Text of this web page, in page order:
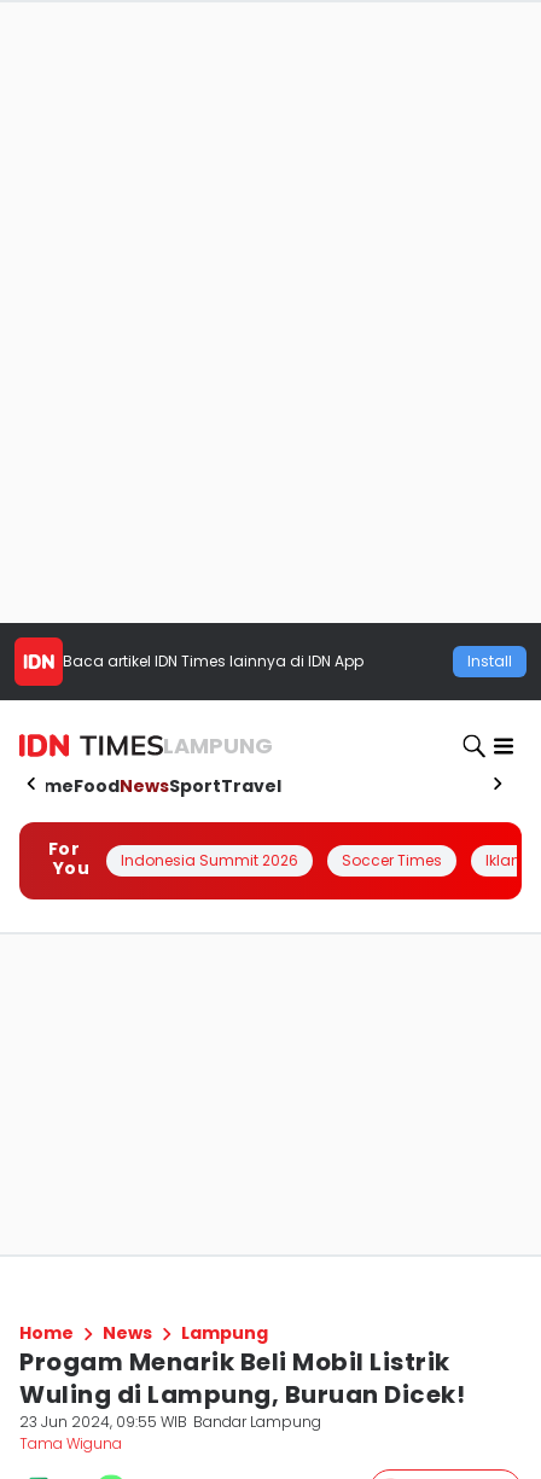
Baca artikel IDN Times lainnya di IDN App Install
LAMPUNG
HomeFoodNewsSportTravel
For
You
Indonesia Summit 2026 Soccer Times Iklanin
Home News Lampung
Progam Menarik Beli Mobil Listrik
Wuling di Lampung, Buruan Dicek!
23 Jun 2024, 09:55 WIB Bandar Lampung
Tama Wiguna